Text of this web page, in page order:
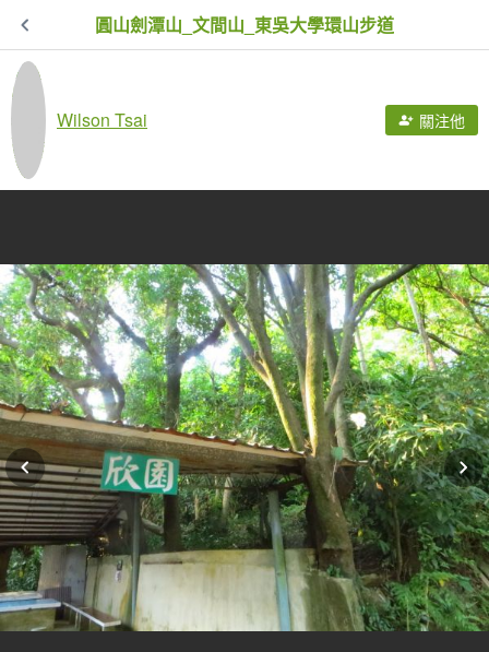
圓山劍潭山_文間山_東吳大學環山步道
Wilson Tsai 關注他